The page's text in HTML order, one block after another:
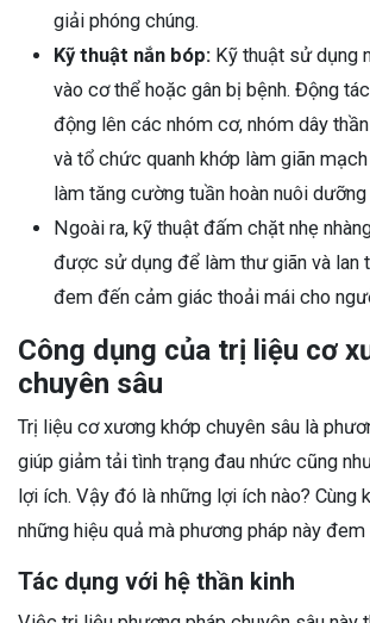
giải phóng chúng.
Kỹ thuật nắn bóp: Kỹ thuật sử dụng
vào cơ thể hoặc gân bị bệnh. Động
động lên các nhóm cơ, nhóm dây
và tổ chức quanh khớp làm giãn
làm tăng cường tuần hoàn nuôi
Ngoài ra, kỹ thuật đấm chặt nhẹ
được sử dụng để làm thư giãn và lan
đem đến cảm giác thoải mái cho
Công dụng của trị liệu cơ
chuyên sâu
Trị liệu cơ xương khớp chuyên sâu là
giúp giảm tải tình trạng đau nhức cũng
lợi ích. Vậy đó là những lợi ích nào? Cùng
những hiệu quả mà phương pháp này đem
Tác dụng với hệ thần kinh